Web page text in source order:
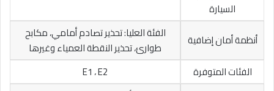
السيارة
أنظمة أمان إضافية
الفئة العليا: تحذير تصادم أمامي، مكابح
طوارئ، تحذير النقطة العمياء وغيرها
الفئات المتوفرة
E1 ، E2